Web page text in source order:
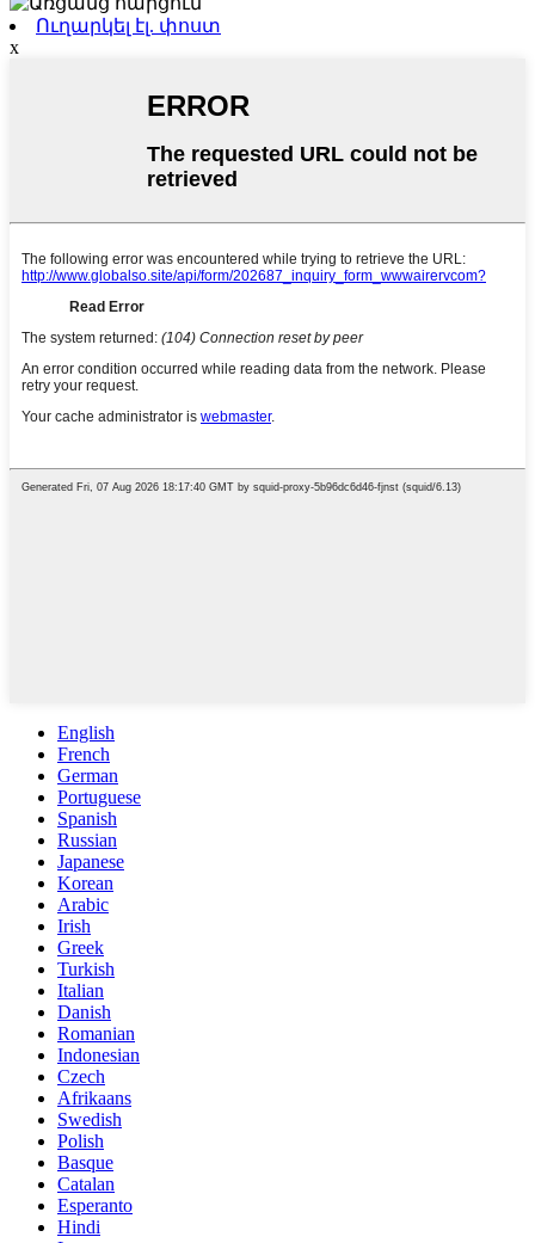
Ուղարկել էլ. փոստ
x
English
French
German
Portuguese
Spanish
Russian
Japanese
Korean
Arabic
Irish
Greek
Turkish
Italian
Danish
Romanian
Indonesian
Czech
Afrikaans
Swedish
Polish
Basque
Catalan
Esperanto
Hindi